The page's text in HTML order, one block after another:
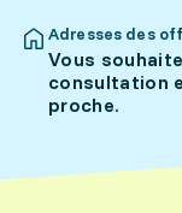
Adresses des
Vous
consultation
proche.